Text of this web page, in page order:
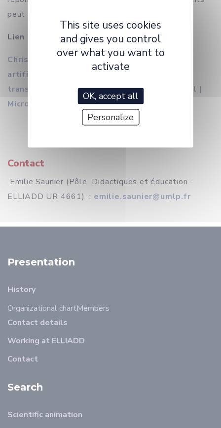
peut proposer pour ces technologie
Lien Teams
Christophe Reffay : Résumé L'intelligence
artificielle (IA) en tant que domain... | Axe
transversal "Professionnalisation" > General |
Microsoft Teams
Contact
Emilie Saunier (Pôle Didactiques et éducation -
ELLIADD UR 4661) : emilie.saunier@umlp.fr
Presentation
History
Organizational chartMembers
Contact details
Working at ELLIADD
Contact
Search
Scientific animation
This site uses cookies
and gives you control
over what you want to
activate
OK, accept all
Personalize